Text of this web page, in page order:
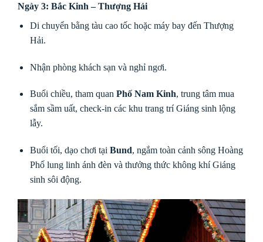
Ngày 3: Bắc Kinh – Thượng Hải
Di chuyển bằng tàu cao tốc hoặc máy bay đến Thượng
Hải.
Nhận phòng khách sạn và nghỉ ngơi.
Buổi chiều, tham quan Phố Nam Kinh, trung tâm mua
sắm sầm uất, check-in các khu trang trí Giáng sinh lộng
lẫy.
Buổi tối, dạo chơi tại Bund, ngắm toàn cảnh sông Hoàng
Phố lung linh ánh đèn và thưởng thức không khí Giáng
sinh sôi động.